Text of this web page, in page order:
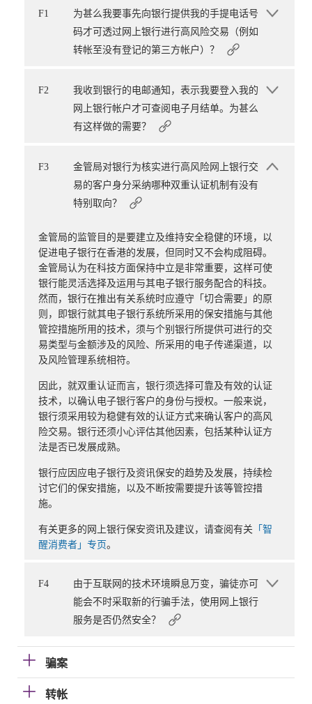
F1
为甚么我要事先向银行提供我的手提电话号
码才可透过网上银行进行高风险交易（例如
转帐至没有登记的第三方帐户）？
F2
我收到银行的电邮通知，表示我要登入我的
网上银行帐户才可查阅电子月结单。为甚么
有这样做的需要？
F3
金管局对银行为核实进行高风险网上银行交
易的客户身分采纳哪种双重认证机制有没有
特别取向？
金管局的监管目的是要建立及维持安全稳健的环境，以
促进电子银行在香港的发展，但同时又不会构成阻碍。
金管局认为在科技方面保持中立是非常重要，这样可使
银行能灵活选择及运用与其电子银行服务配合的科技。
然而，银行在推出有关系统时应遵守「切合需要」的原
则，即银行就其电子银行系统所采用的保安措施与其他
管控措施所用的技术，须与个别银行所提供可进行的交
易类型与金额涉及的风险、所采用的电子传递渠道，以
及风险管理系统相符。
因此，就双重认证而言，银行须选择可靠及有效的认证
技术，以确认电子银行客户的身份与授权。一般来说，
银行须采用较为稳健有效的认证方式来确认客户的高风
险交易。银行还须小心评估其他因素，包括某种认证方
法是否已发展成熟。
银行应因应电子银行及资讯保安的趋势及发展，持续检
讨它们的保安措施，以及不断按需要提升该等管控措
施。
有关更多的网上银行保安资讯及建议，请查阅有关 「智
醒消费者」专页。
F4
由于互联网的技术环境瞬息万变，骗徒亦可
能会不时采取新的行骗手法，使用网上银行
服务是否仍然安全？
骗案
转帐